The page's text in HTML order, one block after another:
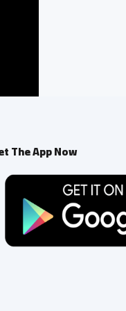
The App Now